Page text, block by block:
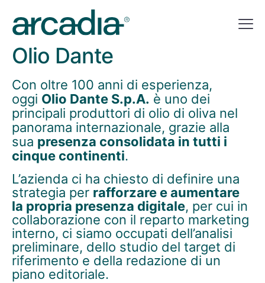
Olio Dante
Con oltre 100 anni di esperienza,
oggi Olio Dante S.p.A. è uno dei
principali produttori di olio di oliva nel
panorama internazionale, grazie alla
sua presenza consolidata in tutti i
cinque continenti.
L’azienda ci ha chiesto di definire una
strategia per rafforzare e aumentare
la propria presenza digitale, per cui in
collaborazione con il reparto marketing
interno, ci siamo occupati dell’analisi
preliminare, dello studio del target di
riferimento e della redazione di un
piano editoriale.